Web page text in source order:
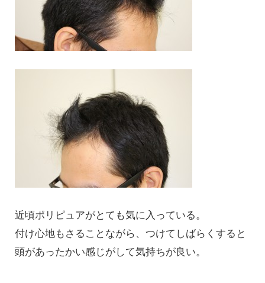
近頃ポリピュアがとても気に入っている。
付け心地もさることながら、つけてしばらくすると
頭があったかい感じがして気持ちが良い。